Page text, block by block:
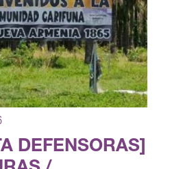
DEFENSORAS]